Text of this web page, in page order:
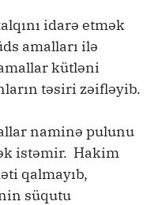
idarə etmək
amalları ilə
kütləni
təsiri zəifləyib.
naminə pulunu
istəmir. Hakim
qalmayıb,
süqutu